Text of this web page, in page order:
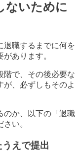
ないために
退職するまでに何を
あります。
階で、その後必要な
が、必ずしもそのよ
のか、以下の「退職
い。
えで提出